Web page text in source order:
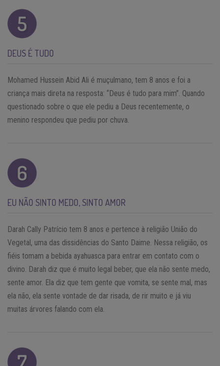
DEUS É TUDO
Mohamed Hussein Abid Ali é muçulmano, tem 8 anos e foi a
criança mais direta na resposta: “Deus é tudo para mim”. Quando
questionado sobre o que ele pediu a Deus recentemente, o
menino respondeu que pediu por chuva.
EU NÃO SINTO MEDO, SINTO AMOR
Darah Cally Patrício tem 8 anos e pertence à religião União do
Vegetal, uma das dissidências do Santo Daime. Nessa religião, os
fiéis tomam a bebida ayahuasca para entrar em contato com o
divino. Darah diz que é muito legal beber, que ela não sente medo,
sente amor. Ela diz que tem gente que vomita, se sente mal, mas
ela não, ela sente vontade de dar risada, de rir muito e já viu
muitas árvores falando com ela.